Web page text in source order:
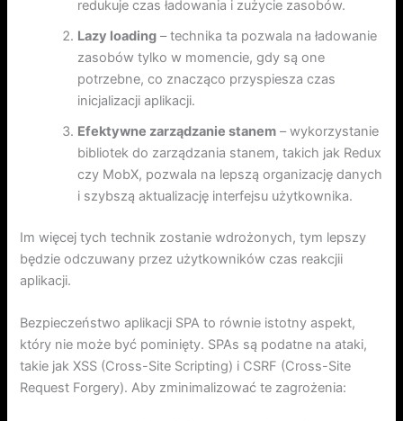
redukuje czas ładowania i zużycie zasobów.
Lazy loading – technika ta pozwala na ładowanie
zasobów tylko w momencie, gdy są one
potrzebne, co znacząco przyspiesza czas
inicjalizacji aplikacji.
Efektywne zarządzanie stanem – wykorzystanie
bibliotek do zarządzania stanem, takich jak Redux
czy MobX, pozwala na lepszą organizację danych
i szybszą aktualizację interfejsu użytkownika.
Im więcej tych technik zostanie wdrożonych, tym lepszy
będzie odczuwany przez użytkowników czas reakcjii
aplikacji.
Bezpieczeństwo aplikacji SPA to równie istotny aspekt,
który nie może być pominięty. SPAs są podatne na ataki,
takie jak XSS (Cross-Site Scripting) i CSRF (Cross-Site
Request Forgery). Aby zminimalizować te zagrożenia: